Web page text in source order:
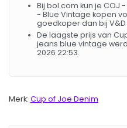
Bij bol.com kun je COJ
- Blue Vintage kopen
goedkoper dan bij V&D
De laagste prijs van
jeans blue vintage
2026 22:53.
Merk: Cup of Joe Denim